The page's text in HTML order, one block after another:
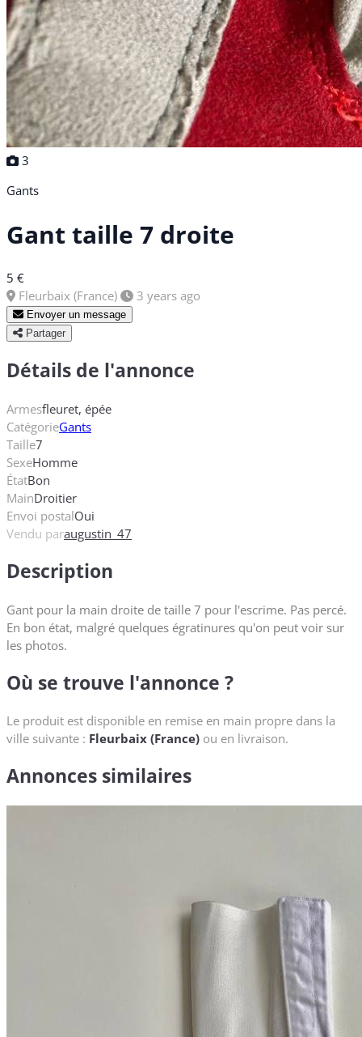
3
Gants
Gant taille 7 droite
5 €
Fleurbaix (France)
3 years ago
Envoyer un message
Partager
Détails de l'annonce
Armesfleuret, épée
CatégorieGants
Taille7
SexeHomme
ÉtatBon
MainDroitier
Envoi postalOui
Vendu paraugustin_47
Description
Gant pour la main droite de taille 7 pour l'escrime. Pas percé.
En bon état, malgré quelques égratinures qu'on peut voir sur
les photos.
Où se trouve l'annonce ?
Le produit est disponible en remise en main propre dans la
ville suivante : Fleurbaix (France) ou en livraison.
Annonces similaires